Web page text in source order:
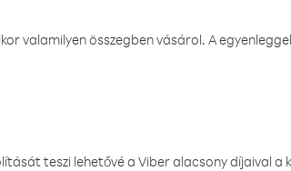
valamilyen összegben vásárol. A
teszi lehetővé a Viber alacsony díjaival